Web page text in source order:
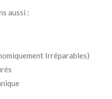
aussi :
Irréparables)